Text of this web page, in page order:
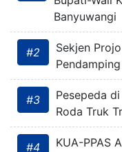
Banyuwangi
#2
Sekjen
#3
Pesepeda
Roda Truk
#4
KUA-PPAS